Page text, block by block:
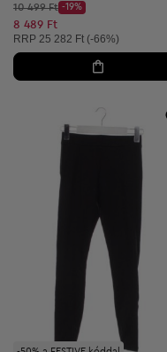
Kezdő ár:
10 499 Ft
Discount Price:
-19%
Csökkentett ár:
8 489 Ft
Ajánlott ár:
RRP 25 282 Ft (-66%)